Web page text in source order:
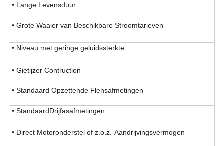
• Lange Levensduur
• Grote Waaier van Beschikbare Stroomtarieven
• Niveau met geringe geluidssterkte
• Gietijzer Contruction
• Standaard Opzettende Flensafmetingen
• StandaardDrijfasafmetingen
• Direct Motoronderstel of z.o.z.-Aandrijvingsvermogen